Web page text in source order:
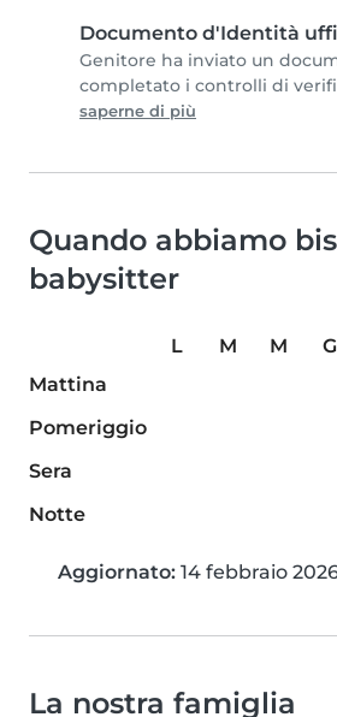
Documento d'Identità
Genitore ha inviato un
completato i controlli di
saperne di più
Quando abbiamo
babysitter
L M M G
Mattina
Pomeriggio
Sera
Notte
Aggiornato: 14 febbraio
La nostra famiglia